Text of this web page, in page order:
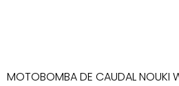
MOTOBOMBA DE CAUDAL NOUKI